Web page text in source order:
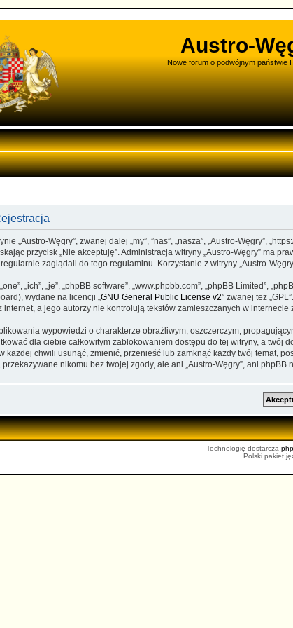
Austro-
Nowe forum o podwójnym państwie
„Austro-Węgry”, zwanej dalej „my”, ”nas”, „nasza”, „Austro-Węgry”,
przycisk „Nie akceptuję”. Administracja witryny „Austro-Węgry” ma
zaglądali do tego regulaminu. Korzystanie z witryny „Austro-
„ich”, „je”, „phpBB software”, „www.phpbb.com”, „phpBB Limited”,
wydane na licencji „ GNU General Public License v2” zwanej też
internet, a jego autorzy nie kontrolują tekstów zamieszczanych w
wypowiedzi o charakterze obraźliwym, oszczerczym,
dla ciebie całkowitym zablokowaniem dostępu do tej witryny, a
w każdej chwili usunąć, zmienić, przenieść lub zamknąć każdy twój temat,
nikomu bez twojej zgody, ale ani „Austro-Węgry”, ani
Technologię dostarcza
Polski pakiet